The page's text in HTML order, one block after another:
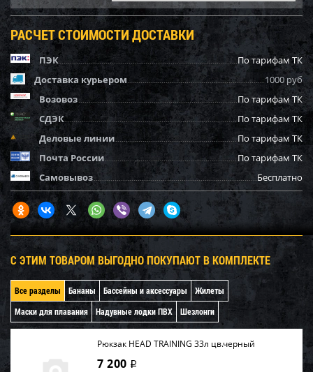
РАСЧЕТ СТОИМОСТИ ДОСТАВКИ
ПЭК
По тарифам ТК
Доставка курьером
1000 руб
Возовоз
По тарифам ТК
СДЭК
По тарифам ТК
Деловые линии
По тарифам ТК
Почта России
По тарифам ТК
Самовывоз
Бесплатно
С ЭТИМ ТОВАРОМ ВЫГОДНО ПОКУПАЮТ В КОМПЛЕКТЕ
Все разделы Бананы Бассейны и аксессуары
Жилеты
Маски для плавания
Надувные лодки ПВХ Шезлонги
Рюкзак HEAD TRAINING 33л цв.черный
7 200 i